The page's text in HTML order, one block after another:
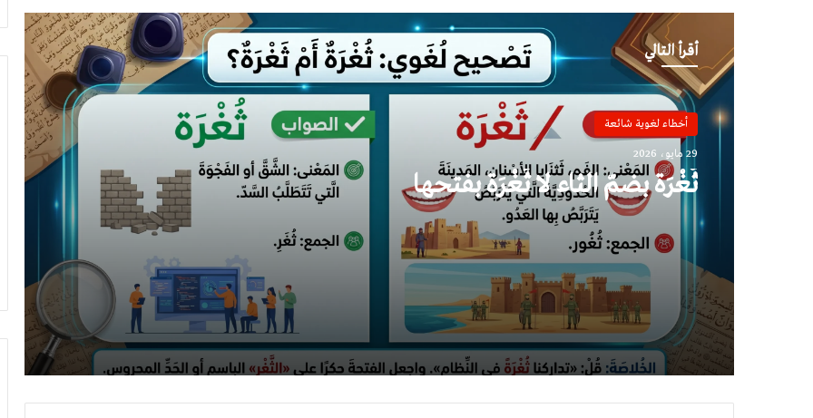
أقرأ التالي
أخطاء لغوية شائعة
29 مايو، 2026
ثُغْرَة بضمّ الثاء لا ثَغْرَة بفتحها
التدقيق اللغوي والذكاء الاصطناعي: تعزيز الدقة
والكفاءة
أخطاء لغوية في كتابة البحوث العلمية
دكتور أم دكتورة
تدقيق لغوي
10 أخطاء لغوية شائعة في كتاباتنا- الجزء الثاني